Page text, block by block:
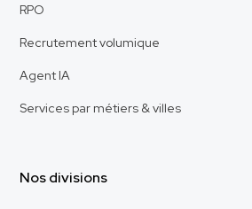
RPO
Recrutement volumique
Agent IA
Services par métiers & villes
Nos divisions